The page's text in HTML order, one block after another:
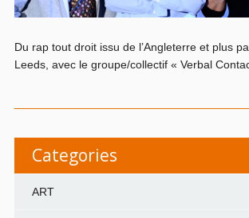
Du rap tout droit issu de l’Angleterre et plus
Leeds, avec le groupe/collectif « Verbal
Categories
ART